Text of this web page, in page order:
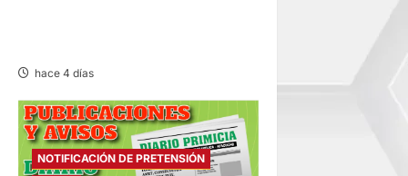
e
e
n
hace 4 días
NOTIFICACIÓN DE PRETENSIÓN